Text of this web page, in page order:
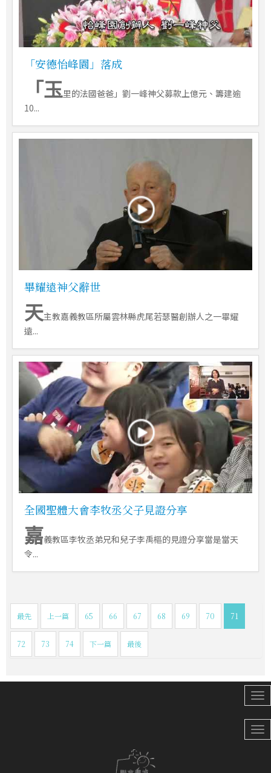
「安德怡峰園」落成
「玉里的法國爸爸」劉一峰神父募款上億元、籌建逾
10...
畢耀遠神父辭世
天主教嘉義教區所屬雲林縣虎尾若瑟醫創辦人之一畢耀
遠...
全國聖體大會李牧丞父子見證分享
嘉義教區李牧丞弟兄和兒子李禹樞的見證分享當是當天
令...
最先 上一篇 65 66 67 68 69 70 71
72 73 74 下一篇 最後